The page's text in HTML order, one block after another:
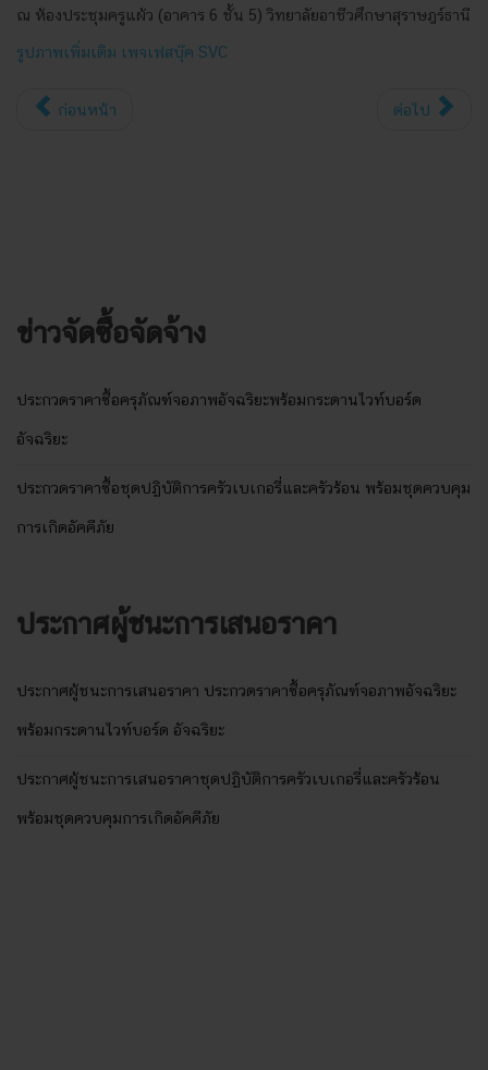
ณ ห้องประชุมครูแผ้ว (อาคาร 6 ชั้น 5) วิทยาลัยอาชีวศึกษาสุราษฎร์ธานี
รูปภาพเพิ่มเติม เพจเฟสบุ๊ค SVC
ก่อนหน้า ต่อไป
ข่าวจัดซื้อจัดจ้าง
ประกวดราคาซื้อครุภัณฑ์จอภาพอัจฉริยะพร้อมกระดานไวท์บอร์ด
อัจฉริยะ
ประกวดราคาซื้อชุดปฏิบัติการครัวเบเกอรี่และครัวร้อน พร้อมชุดควบคุม
การเกิดอัคคีภัย
ประกาศผู้ชนะการเสนอราคา
ประกาศผู้ชนะการเสนอราคา ประกวดราคาซื้อครุภัณฑ์จอภาพอัจฉริยะ
พร้อมกระดานไวท์บอร์ด อัจฉริยะ
ประกาศผู้ชนะการเสนอราคาชุดปฏิบัติการครัวเบเกอรี่และครัวร้อน
พร้อมชุดควบคุมการเกิดอัคคีภัย